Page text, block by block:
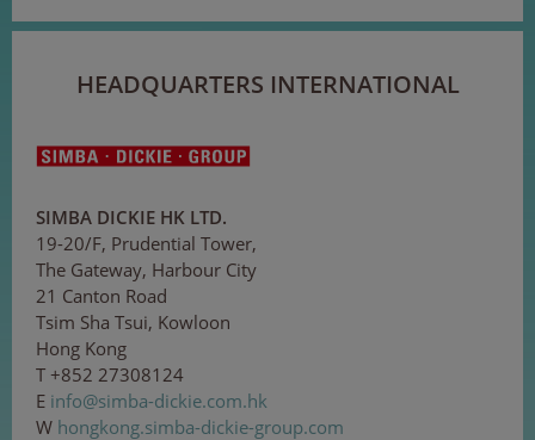
HEADQUARTERS INTERNATIONAL
SIMBA DICKIE HK LTD.
19-20/F, Prudential Tower,
The Gateway, Harbour City
21 Canton Road
Tsim Sha Tsui, Kowloon
Hong Kong
T +852 27308124
E info@simba-dickie.com.hk
W hongkong.simba-dickie-group.com